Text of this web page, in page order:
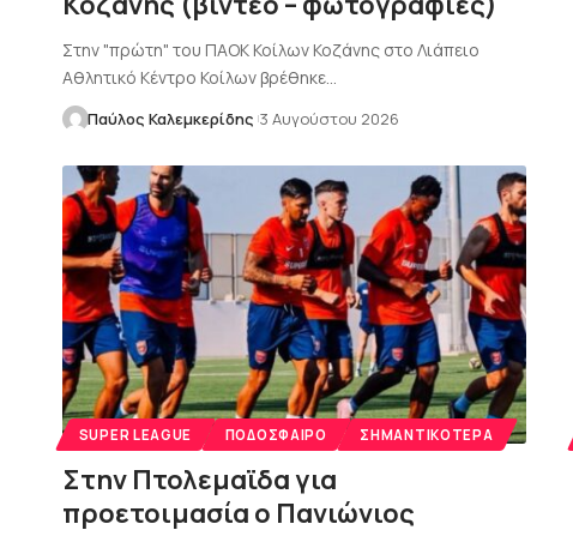
Στην "πρώτη" του ΠΑΟΚ Κοίλων Κοζάνης στο Λιάπειο
Αθλητικό Κέντρο Κοίλων βρέθηκε…
Παύλος Καλεμκερίδης 3 Αυγούστου 2026
SUPER LEAGUE ΠΟΔΌΣΦΑΙΡΟ ΣΗΜΑΝΤΙΚΌΤΕΡΑ
Στην Πτολεμαϊδα για
προετοιμασία ο Πανιώνιος